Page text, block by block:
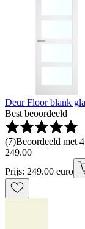
Deur Floor blank
Best beoordeeld
(7)Beoordeeld met
249.00
Prijs: 249.00 euro